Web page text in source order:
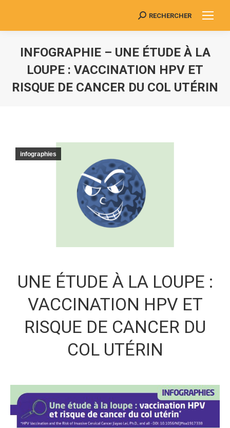
Search:
RECHERCHER
INFOGRAPHIE – UNE ÉTUDE À LA
LOUPE : VACCINATION HPV ET
RISQUE DE CANCER DU COL UTÉRIN
infographies
UNE ÉTUDE À LA LOUPE :
VACCINATION HPV ET
RISQUE DE CANCER DU
COL UTÉRIN